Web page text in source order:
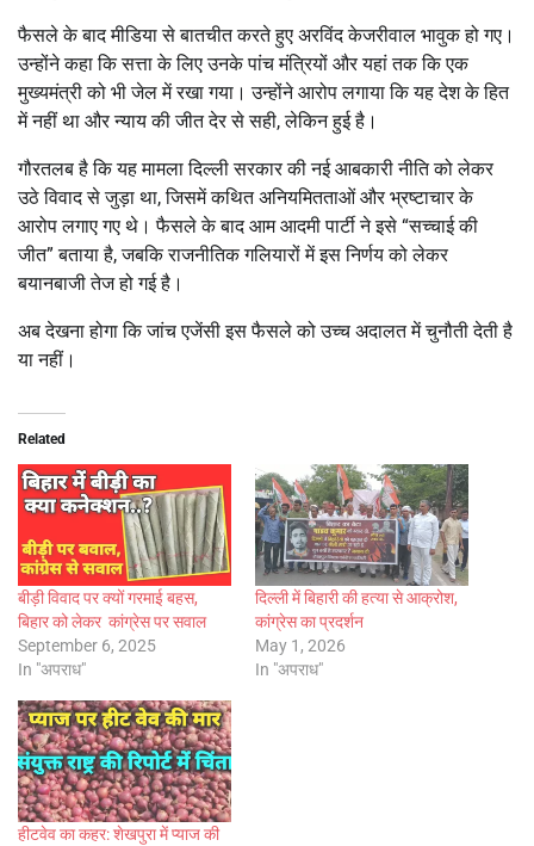
फैसले के बाद मीडिया से बातचीत करते हुए अरविंद केजरीवाल भावुक हो गए।
उन्होंने कहा कि सत्ता के लिए उनके पांच मंत्रियों और यहां तक कि एक
मुख्यमंत्री को भी जेल में रखा गया। उन्होंने आरोप लगाया कि यह देश के हित
में नहीं था और न्याय की जीत देर से सही, लेकिन हुई है।
गौरतलब है कि यह मामला दिल्ली सरकार की नई आबकारी नीति को लेकर
उठे विवाद से जुड़ा था, जिसमें कथित अनियमितताओं और भ्रष्टाचार के
आरोप लगाए गए थे। फैसले के बाद आम आदमी पार्टी ने इसे “सच्चाई की
जीत” बताया है, जबकि राजनीतिक गलियारों में इस निर्णय को लेकर
बयानबाजी तेज हो गई है।
अब देखना होगा कि जांच एजेंसी इस फैसले को उच्च अदालत में चुनौती देती है
या नहीं।
Related
बीड़ी विवाद पर क्यों गरमाई बहस,
बिहार को लेकर कांग्रेस पर सवाल
September 6, 2025
In "अपराध"
दिल्ली में बिहारी की हत्या से आक्रोश,
कांग्रेस का प्रदर्शन
May 1, 2026
In "अपराध"
हीटवेव का कहर: शेखपुरा में प्याज की